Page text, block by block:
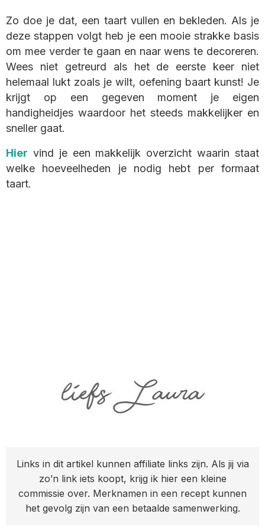
Zo doe je dat, een taart vullen en bekleden. Als je
deze stappen volgt heb je een mooie strakke basis
om mee verder te gaan en naar wens te decoreren.
Wees niet getreurd als het de eerste keer niet
helemaal lukt zoals je wilt, oefening baart kunst! Je
krijgt op een gegeven moment je eigen
handigheidjes waardoor het steeds makkelijker en
sneller gaat.
Hier vind je een makkelijk overzicht waarin staat
welke hoeveelheden je nodig hebt per formaat
taart.
Links in dit artikel kunnen affiliate links zijn. Als jij via
zo’n link iets koopt, krijg ik hier een kleine
commissie over. Merknamen in een recept kunnen
het gevolg zijn van een betaalde samenwerking.